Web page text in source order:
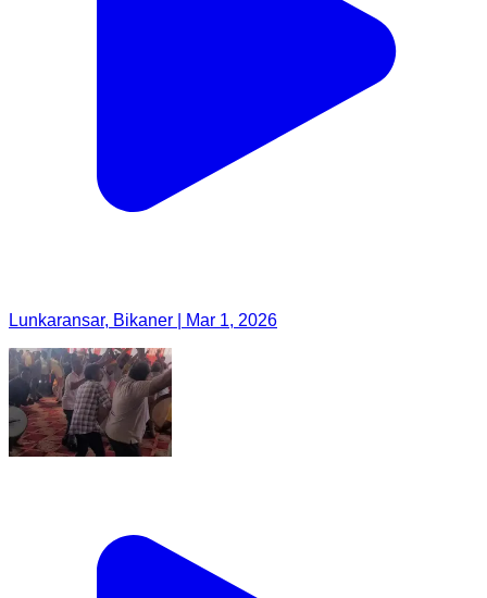
Lunkaransar, Bikaner | Mar 1, 2026